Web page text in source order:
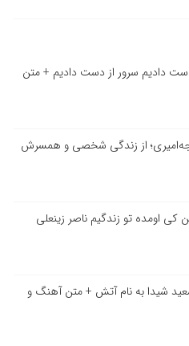
دادیم سرور از دست دادیم + متن
از زندگی شخصی و همسرش
کی اومده تو زندگیم ناصر زینعلی
شیدا به نام آتش + متن آهنگ و